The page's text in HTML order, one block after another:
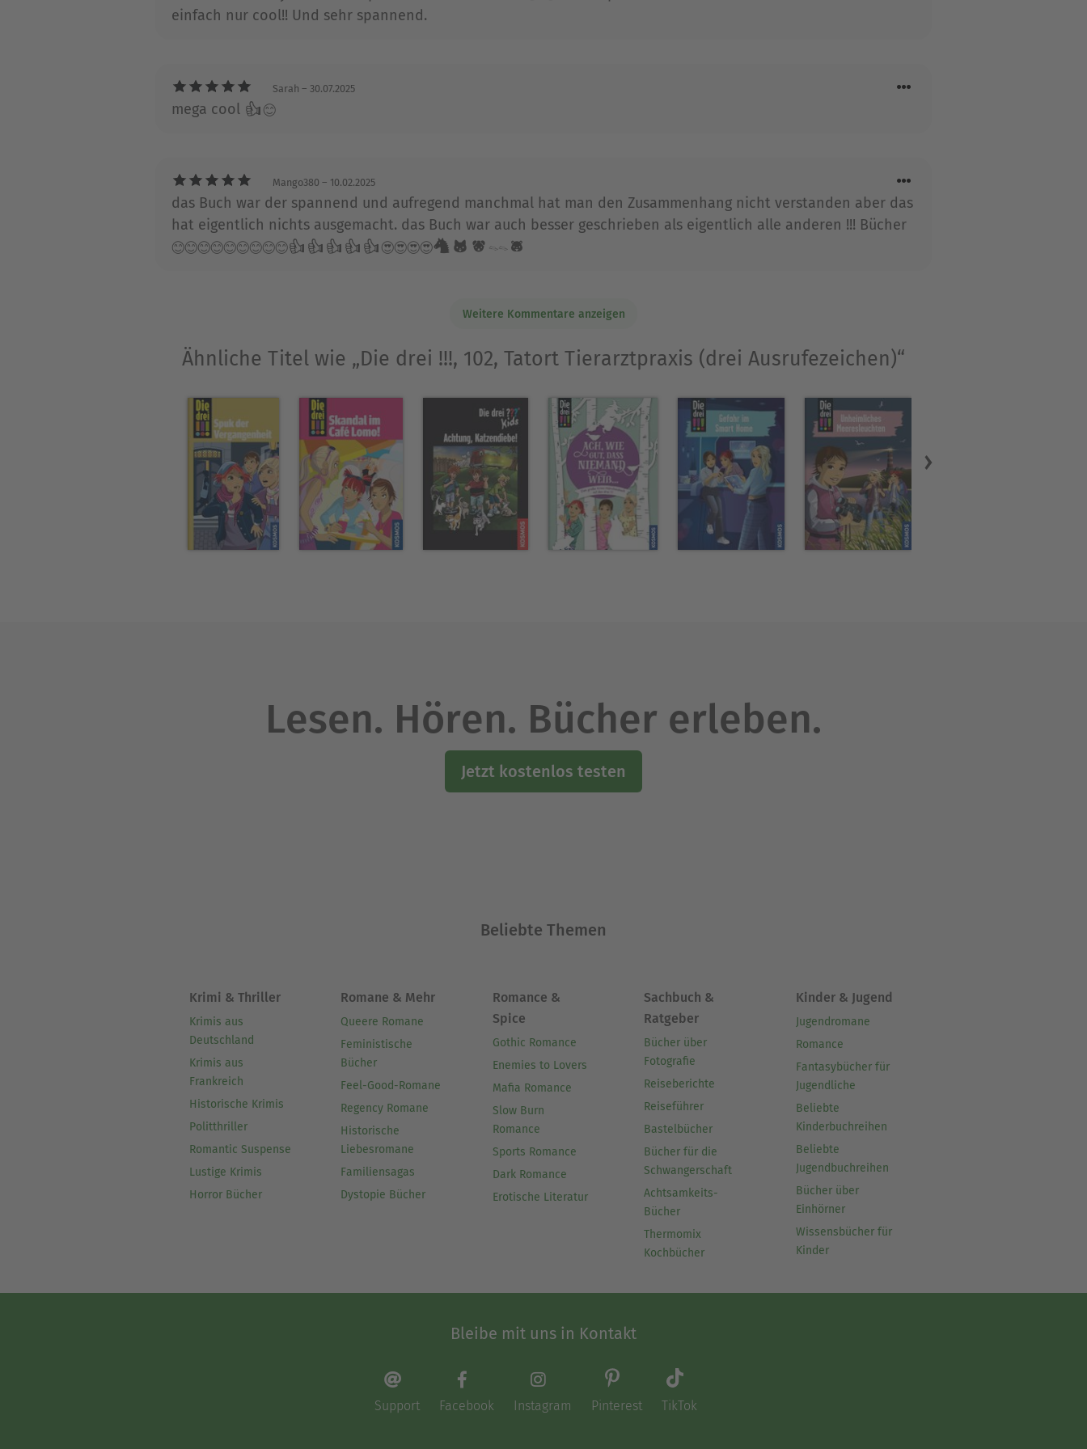
einfach nur cool!! Und sehr spannend.
Sarah – 30.07.2025
mega cool 👍😊
Mango380 – 10.02.2025
das Buch war der spannend und aufregend manchmal hat man den Zusammenhang nicht verstanden aber das
hat eigentlich nichts ausgemacht. das Buch war auch besser geschrieben als eigentlich alle anderen !!! Bücher
😊😊😊😊😊😊😊😊😊👍👍👍👍👍😍😍😍😍🐴🐱🐶🐁🐁🐹
Weitere Kommentare anzeigen
Ähnliche Titel wie „Die drei !!!, 102, Tatort Tierarztpraxis (drei Ausrufezeichen)“
Lesen. Hören. Bücher erleben.
Jetzt kostenlos testen
Beliebte Themen
Krimi & Thriller
Krimis aus
Deutschland
Krimis aus
Frankreich
Historische Krimis
Politthriller
Romantic Suspense
Lustige Krimis
Horror Bücher
Romane & Mehr
Queere Romane
Feministische
Bücher
Feel-Good-Romane
Regency Romane
Historische
Liebesromane
Familiensagas
Dystopie Bücher
Romance &
Spice
Gothic Romance
Enemies to Lovers
Mafia Romance
Slow Burn
Romance
Sports Romance
Dark Romance
Erotische Literatur
Sachbuch &
Ratgeber
Bücher über
Fotografie
Reiseberichte
Reiseführer
Bastelbücher
Bücher für die
Schwangerschaft
Achtsamkeits-
Bücher
Thermomix
Kochbücher
Kinder & Jugend
Jugendromane
Romance
Fantasybücher für
Jugendliche
Beliebte
Kinderbuchreihen
Beliebte
Jugendbuchreihen
Bücher über
Einhörner
Wissensbücher für
Kinder
Bleibe mit uns in Kontakt
Support Facebook Instagram Pinterest TikTok